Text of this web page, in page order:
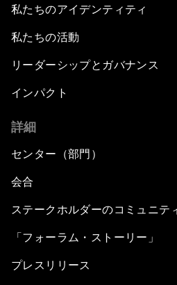
私たちのアイデンティティ
私たちの活動
リーダーシップとガバナンス
インパクト
詳細
センター（部門）
会合
ステークホルダーのコミュニテ
「フォーラム・ストーリー」
プレスリリース